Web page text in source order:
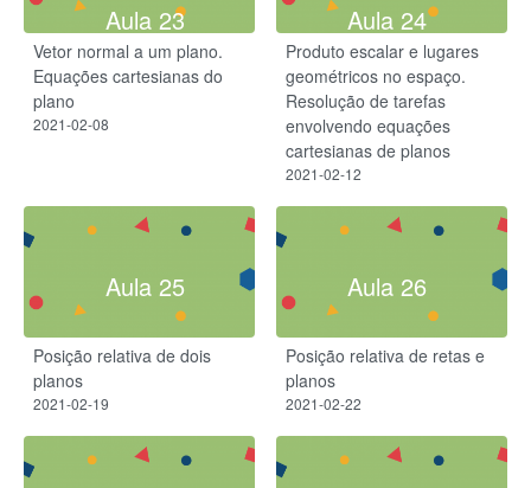
Aula 23
Vetor normal a um plano.
Equações cartesianas do
plano
2021-02-08
Aula 24
Produto escalar e lugares
geométricos no espaço.
Resolução de tarefas
envolvendo equações
cartesianas de planos
2021-02-12
Aula 25
Posição relativa de dois
planos
2021-02-19
Aula 26
Posição relativa de retas e
planos
2021-02-22